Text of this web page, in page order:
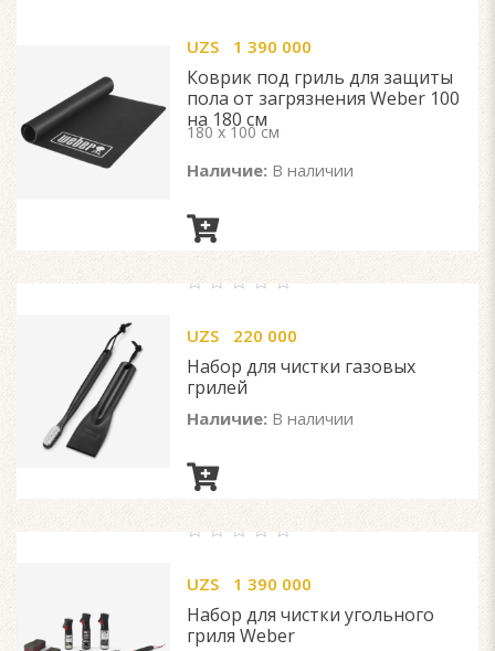
of
UZS 1 390 000
Коврик под гриль для защиты
пола от загрязнения Weber 100
на 180 см
180 x 100 см
Наличие: В наличии
of
UZS 220 000
Набор для чистки газовых
грилей
Наличие: В наличии
of
UZS 1 390 000
Набор для чистки угольного
гриля Weber